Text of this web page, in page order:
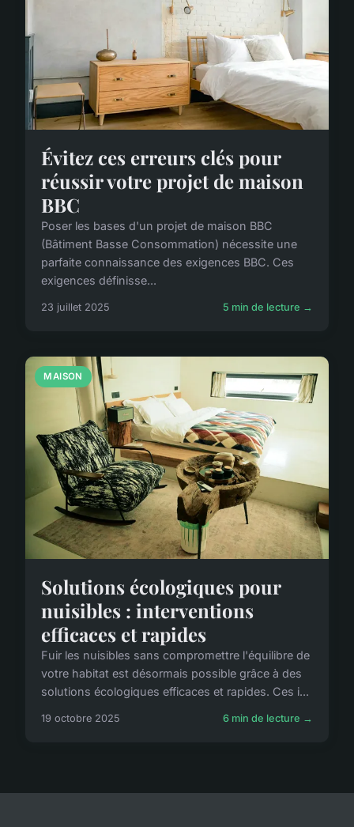
Évitez ces erreurs clés pour
réussir votre projet de maison
BBC
Poser les bases d'un projet de maison BBC
(Bâtiment Basse Consommation) nécessite une
parfaite connaissance des exigences BBC. Ces
exigences définisse...
23 juillet 2025 5 min de lecture →
MAISON
Solutions écologiques pour
nuisibles : interventions
efficaces et rapides
Fuir les nuisibles sans compromettre l'équilibre de
votre habitat est désormais possible grâce à des
solutions écologiques efficaces et rapides. Ces i...
19 octobre 2025 6 min de lecture →